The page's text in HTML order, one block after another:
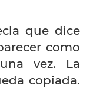
que dice
como
vez. La
copiada.